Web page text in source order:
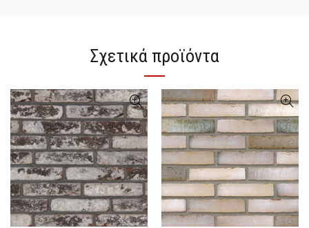
Σχετικά προϊόντα